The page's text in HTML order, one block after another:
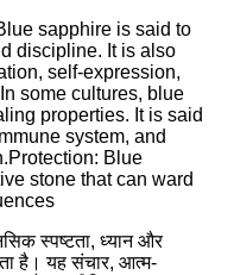
sapphire is said to
discipline. It is also
self-expression,
some cultures, blue
properties. It is said
system, and
Blue
stone that can ward
स्पष्टता, ध्यान और
है। यह संचार, आत्म-